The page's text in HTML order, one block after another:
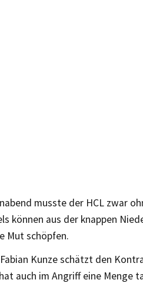
musste der HCL zwar
können aus der knappen
Mut schöpfen.
Fabian Kunze schätzt den
auch im Angriff eine Menge